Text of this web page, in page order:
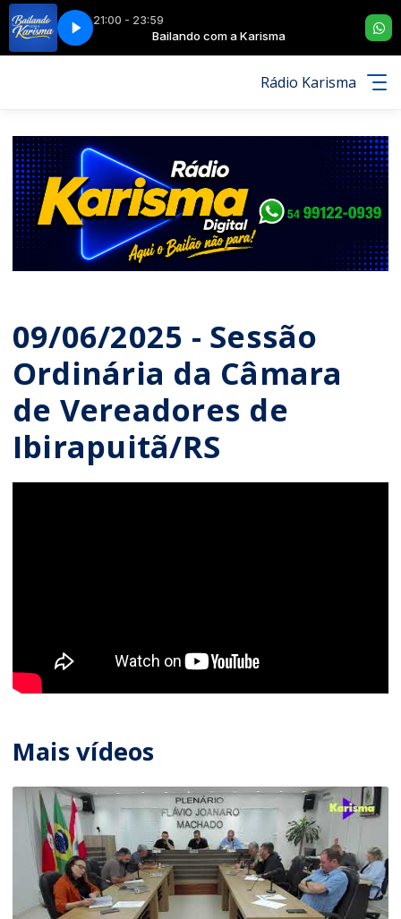
21:00 - 23:59
Bailando com a Karisma
DA CERVEJA ESTRELA DO MAR - ESPUMA DA CERVEJA
Rádio Karisma
09/06/2025 - Sessão
Ordinária da Câmara
de Vereadores de
Ibirapuitã/RS
Mais vídeos